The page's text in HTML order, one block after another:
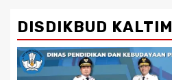
DISDIKBUD KALTIM